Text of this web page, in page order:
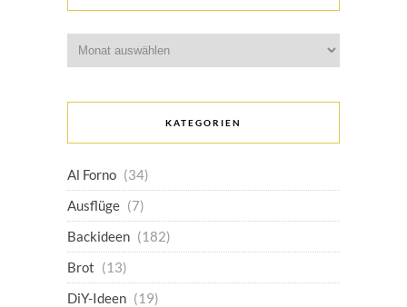
KATEGORIEN
Al Forno (34)
Ausflüge (7)
Backideen (182)
Brot (13)
DiY-Ideen (19)